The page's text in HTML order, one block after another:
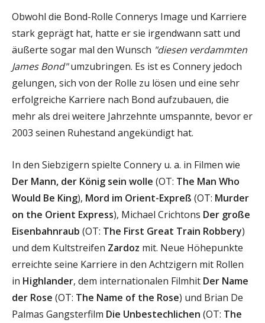
Obwohl die Bond-Rolle Connerys Image und Karriere
stark geprägt hat, hatte er sie irgendwann satt und
äußerte sogar mal den Wunsch "diesen verdammten
James Bond"umzubringen. Es ist es Connery jedoch
gelungen, sich von der Rolle zu lösen und eine sehr
erfolgreiche Karriere nach Bond aufzubauen, die
mehr als drei weitere Jahrzehnte umspannte, bevor er
2003 seinen Ruhestand angekündigt hat.
In den Siebzigern spielte Connery u. a. in Filmen wie
Der Mann, der König sein wolle (OT: The Man Who
Would Be King), Mord im Orient-Expreß (OT: Murder
on the Orient Express), Michael Crichtons Der große
Eisenbahnraub (OT: The First Great Train Robbery)
und dem Kultstreifen Zardoz mit. Neue Höhepunkte
erreichte seine Karriere in den Achtzigern mit Rollen
in Highlander, dem internationalen Filmhit Der Name
der Rose (OT: The Name of the Rose) und Brian De
Palmas Gangsterfilm Die Unbestechlichen (OT: The